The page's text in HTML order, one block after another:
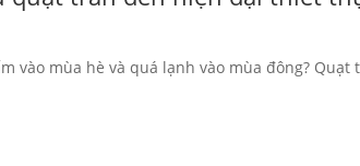
vào mùa hè và quá lạnh vào mùa đông?